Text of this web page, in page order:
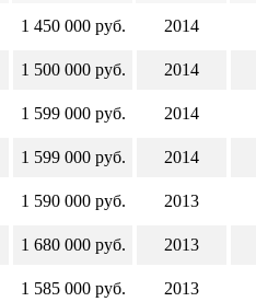
1 450 000 руб. 2014
1 500 000 руб. 2014
1 599 000 руб. 2014
1 599 000 руб. 2014
1 590 000 руб. 2013
1 680 000 руб. 2013
1 585 000 руб. 2013